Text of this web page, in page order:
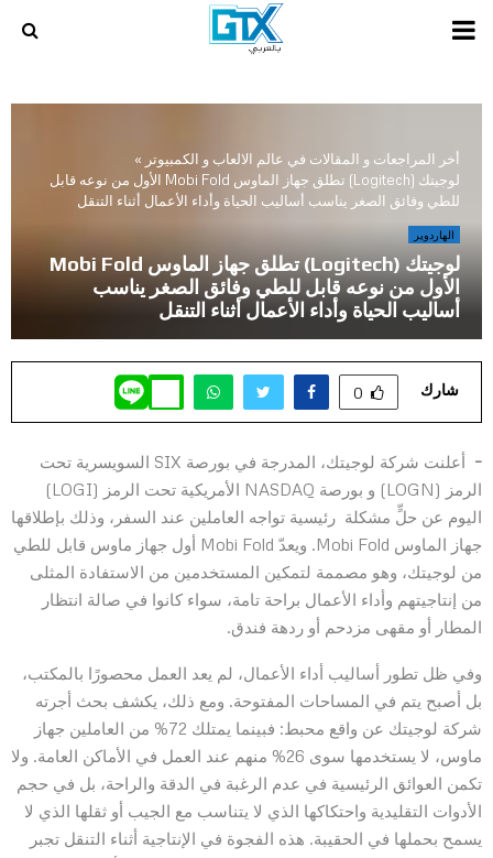
PRIMARY
أخر المراجعات و المقالات في عالم الالعاب و الكمبيوتر »
لوجيتك (Logitech) تطلق جهاز الماوس Mobi Fold الأول من نوعه قابل
للطي وفائق الصغر يناسب أساليب الحياة وأداء الأعمال أثناء التنقل
الهاردوير
لوجيتك (Logitech) تطلق جهاز الماوس Mobi Fold
الأول من نوعه قابل للطي وفائق الصغر يناسب
أساليب الحياة وأداء الأعمال أثناء التنقل
شارك 0
–
أعلنت شركة لوجيتك، المدرجة في بورصة SIX السويسرية تحت
الرمز (LOGN) و بورصة NASDAQ الأمريكية تحت الرمز (LOGI)
اليوم عن حلٍّ مشكلة رئيسية تواجه العاملين عند السفر، وذلك بإطلاقها
جهاز الماوس Mobi Fold. ويعدّ Mobi Fold أول جهاز ماوس قابل للطي
من لوجيتك، وهو مصممة لتمكين المستخدمين من الاستفادة المثلى
من إنتاجيتهم وأداء الأعمال براحة تامة، سواء كانوا في صالة انتظار
المطار أو مقهى مزدحم أو ردهة فندق.
وفي ظل تطور أساليب أداء الأعمال، لم يعد العمل محصورًا بالمكتب،
بل أصبح يتم في المساحات المفتوحة. ومع ذلك، يكشف بحث أجرته
شركة لوجيتك عن واقع محبط: فبينما يمتلك 72% من العاملين جهاز
ماوس، لا يستخدمها سوى 26% منهم عند العمل في الأماكن العامة. ولا
تكمن العوائق الرئيسية في عدم الرغبة في الدقة والراحة، بل في حجم
الأدوات التقليدية واحتكاكها الذي لا يتناسب مع الجيب أو ثقلها الذي لا
يسمح بحملها في الحقيبة. هذه الفجوة في الإنتاجية أثناء التنقل تجبر